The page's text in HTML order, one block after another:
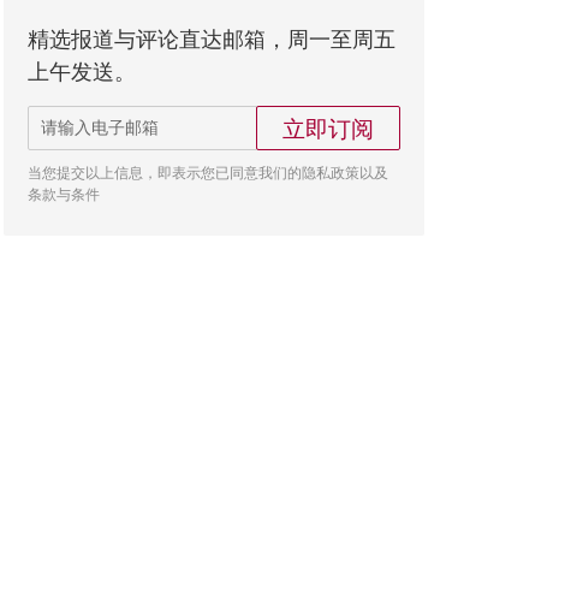
精选报道与评论直达邮箱，周一至周五
上午发送。
立即订阅
当您提交以上信息，即表示您已同意我们的隐私政策以及
条款与条件